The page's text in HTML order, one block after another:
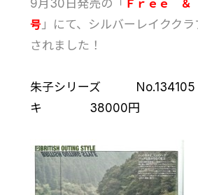
9月30日発売の「Ｆｒｅｅ ＆
号」にて、シルバーレイクク
されました！
朱子シリーズ
キ 38000円